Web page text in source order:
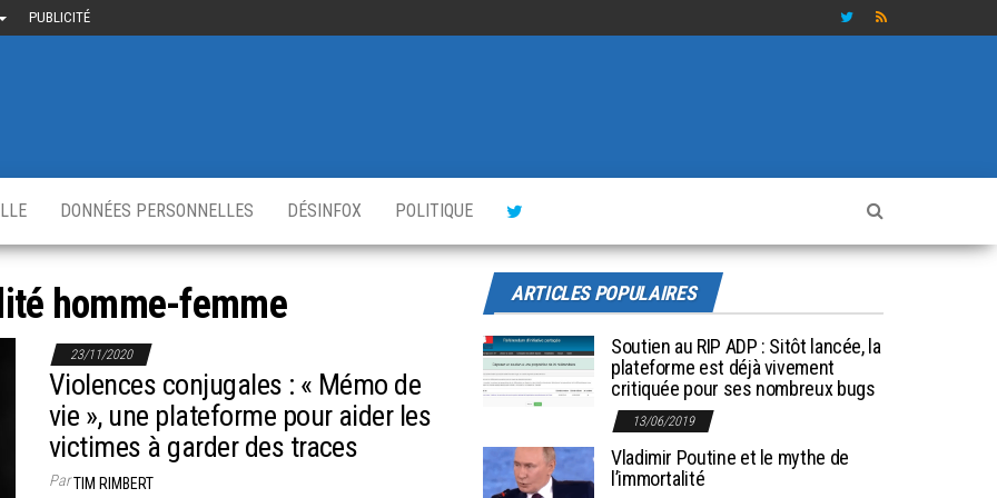
PUBLICITÉ
DONNÉES PERSONNELLES DÉSINFOX POLITIQUE
homme-femme
23/11/2020
Violences conjugales : « Mémo de
vie », une plateforme pour aider les
victimes à garder des traces
ParTIM RIMBERT
ARTICLES POPULAIRES
Soutien au RIP ADP : Sitôt lancée, la
plateforme est déjà vivement
critiquée pour ses nombreux bugs
13/06/2019
Vladimir Poutine et le mythe de
l’immortalité